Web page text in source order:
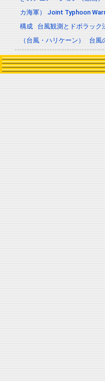
カ海軍） Joint Typhoon
構成
台風観測とドボラック
（台風・ハリケーン）
台風